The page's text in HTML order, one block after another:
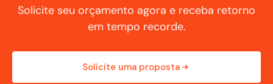
Solicite seu orçamento agora e receba retorno
em tempo recorde.
Solicite uma proposta